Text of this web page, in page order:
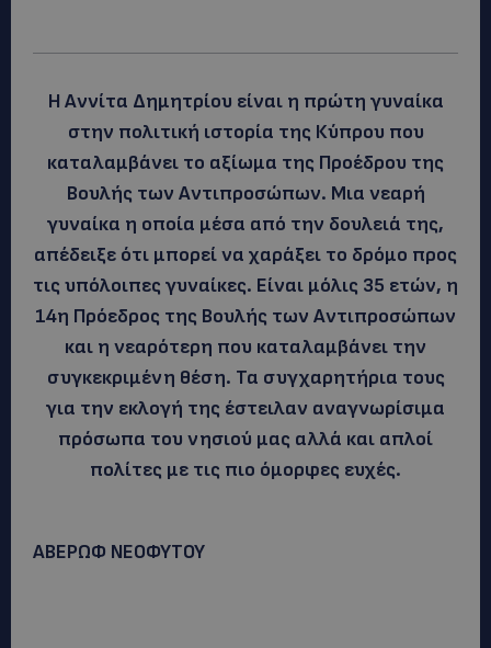
Η Αννίτα Δημητρίου είναι η πρώτη γυναίκα
στην πολιτική ιστορία της Κύπρου που
καταλαμβάνει το αξίωμα της Προέδρου της
Βουλής των Αντιπροσώπων. Μια νεαρή
γυναίκα η οποία μέσα από την δουλειά της,
απέδειξε ότι μπορεί να χαράξει το δρόμο προς
τις υπόλοιπες γυναίκες. Είναι μόλις 35 ετών, η
14η Πρόεδρος της Βουλής των Αντιπροσώπων
και η νεαρότερη που καταλαμβάνει την
συγκεκριμένη θέση. Τα συγχαρητήρια τους
για την εκλογή της έστειλαν αναγνωρίσιμα
πρόσωπα του νησιού μας αλλά και απλοί
πολίτες με τις πιο όμορφες ευχές.
ΑΒΕΡΩΦ ΝΕΟΦΥΤΟΥ